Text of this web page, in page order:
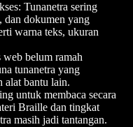
Tunanetra sering
dan dokumen yang
warna teks, ukuran
web belum ramah
tunanetra yang
alat bantu lain.
untuk membaca secara
Braille dan tingkat
masih jadi tantangan.